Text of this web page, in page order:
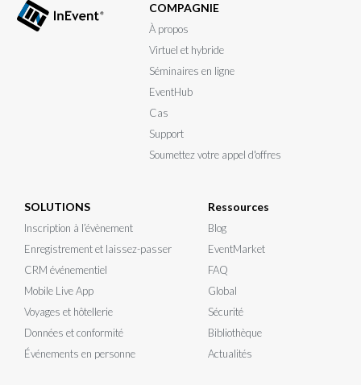
COMPAGNIE
À propos
Virtuel et hybride
Séminaires en ligne
EventHub
Cas
Support
Soumettez votre appel d'offres
SOLUTIONS
Inscription à l’évènement
Enregistrement et laissez-passer
CRM événementiel
Mobile Live App
Voyages et hôtellerie
Données et conformité
Événements en personne
Ressources
Blog
EventMarket
FAQ
Global
Sécurité
Bibliothèque
Actualités